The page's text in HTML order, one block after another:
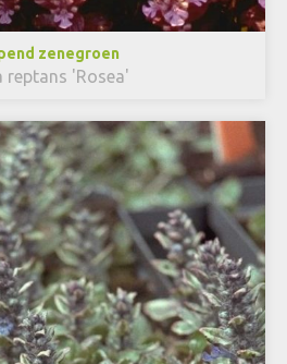
zenegroen
reptans 'Rosea'